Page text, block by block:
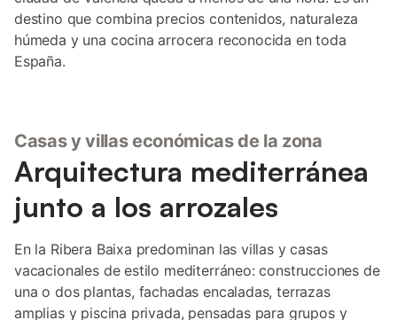
destino que combina precios contenidos, naturaleza
húmeda y una cocina arrocera reconocida en toda
España.
Casas y villas económicas de la zona
Arquitectura mediterránea
junto a los arrozales
En la Ribera Baixa predominan las villas y casas
vacacionales de estilo mediterráneo: construcciones de
una o dos plantas, fachadas encaladas, terrazas
amplias y piscina privada, pensadas para grupos y